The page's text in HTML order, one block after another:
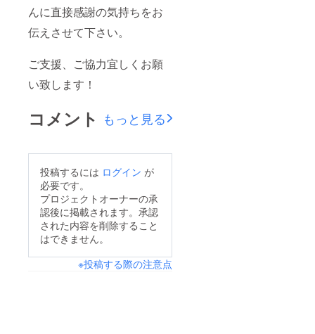
んに直接感謝の気持ちをお
伝えさせて下さい。
ご支援、ご協力宜しくお願
い致します！
コメント もっと見る
投稿するには ログイン が
必要です。
プロジェクトオーナーの承
認後に掲載されます。承認
された内容を削除すること
はできません。
※投稿する際の注意点